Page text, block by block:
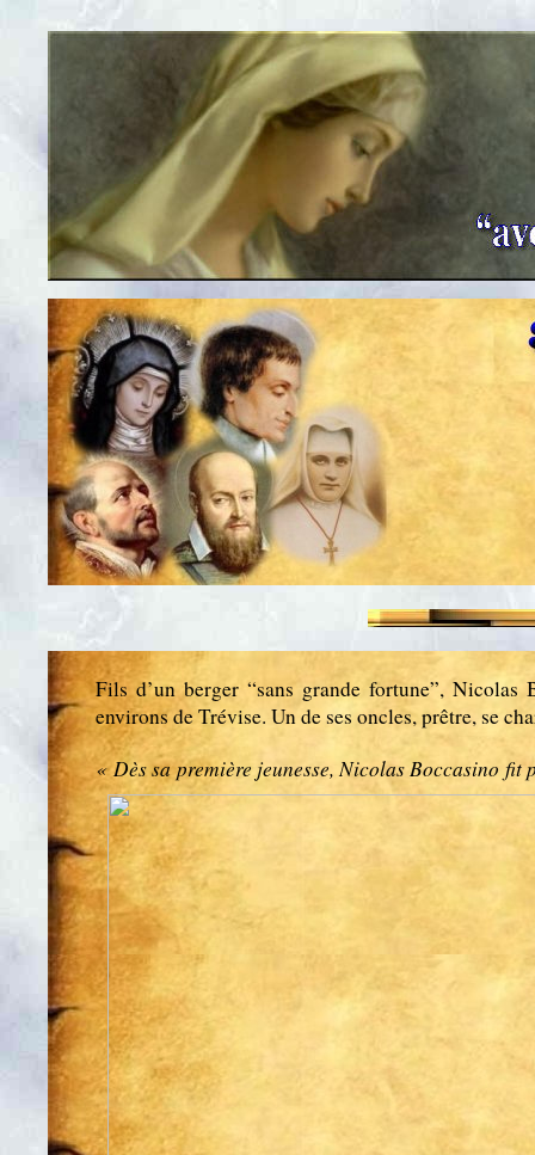
Fils d’un berger “sans grande fortune”,
environs de Trévise. Un de ses oncles, prêtre, se
« Dès sa première jeunesse, Nicolas Boccasino